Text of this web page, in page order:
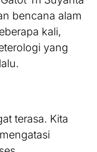
bencana alam
kali,
yang
terasa. Kita